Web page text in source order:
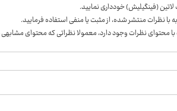
(فینگیلیش) خودداری نمايید.
نظرات منتشر شده، از مثبت یا منفی استفاده فرمایید.
محتوای نظرات وجود دارد، معمولا نظراتی که محتوای مشابهی